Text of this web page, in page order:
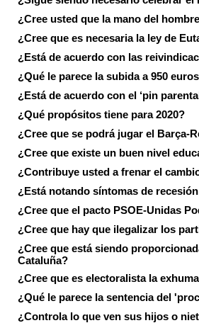
¿Cree usted que la mano del
¿Cree que es necesaria la ley de
¿Está de acuerdo con las
¿Qué le parece la subida a 950
¿Está de acuerdo con el ‘pin
¿Qué propósitos tiene para 2020?
¿Cree que se podrá jugar el Barça-
¿Cree que existe un buen nivel
¿Contribuye usted a frenar el
¿Está notando síntomas de
¿Cree que el pacto PSOE-Unidas
¿Cree que hay que ilegalizar los
¿Cree que está siendo
Cataluña?
¿Cree que es electoralista la
¿Qué le parece la sentencia del
¿Controla lo que ven sus hijos o